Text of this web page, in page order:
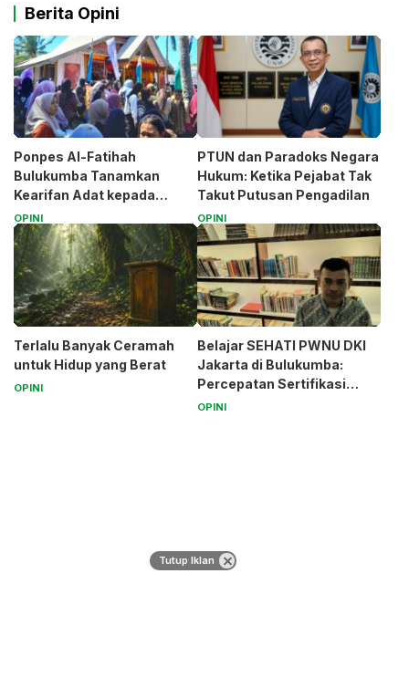
Berita Opini
Ponpes Al-Fatihah
Bulukumba Tanamkan
Kearifan Adat kepada
Santri (Bagian 1)
OPINI
PTUN dan Paradoks Negara
Hukum: Ketika Pejabat Tak
Takut Putusan Pengadilan
OPINI
Terlalu Banyak Ceramah
untuk Hidup yang Berat
OPINI
Belajar SEHATI PWNU DKI
Jakarta di Bulukumba:
Percepatan Sertifikasi
Halal Bagi UMK
OPINI
Tutup Iklan